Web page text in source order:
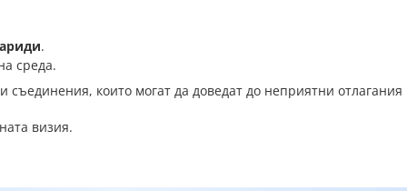
.
среда.
които могат да доведат до неприятни отлагания
визия.